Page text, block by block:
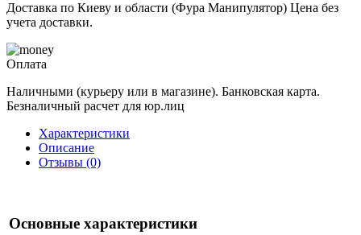
Доставка по Киеву и области (Фура Манипулятор) Цена без
учета доставки.
Оплата
Наличными (курьеру или в магазине). Банковская карта.
Безналичный расчет для юр.лиц
Характеристики
Описание
Отзывы (0)
Основные характеристики